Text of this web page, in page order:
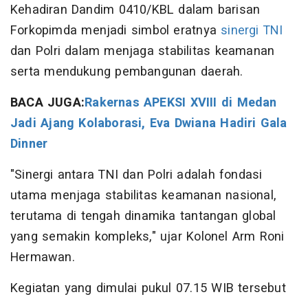
Kehadiran Dandim 0410/KBL dalam barisan
Forkopimda menjadi simbol eratnya sinergi TNI
dan Polri dalam menjaga stabilitas keamanan
serta mendukung pembangunan daerah.
BACA JUGA:Rakernas APEKSI XVIII di Medan
Jadi Ajang Kolaborasi, Eva Dwiana Hadiri Gala
Dinner
"Sinergi antara TNI dan Polri adalah fondasi
utama menjaga stabilitas keamanan nasional,
terutama di tengah dinamika tantangan global
yang semakin kompleks," ujar Kolonel Arm Roni
Hermawan.
Kegiatan yang dimulai pukul 07.15 WIB tersebut